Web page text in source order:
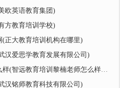
欧英语教育集团)
方教育培训学校)
正大教育培训机构在哪里)
汉爱思学教育发展有限公司)
智远教育培训黎楠老师怎么样知乎)
汉铭师教育科技有限公司)